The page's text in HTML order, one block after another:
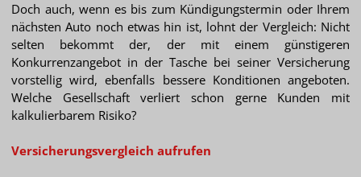
Doch auch, wenn es bis zum Kündigungstermin oder Ihrem
nächsten Auto noch etwas hin ist, lohnt der Vergleich: Nicht
selten bekommt der, der mit einem günstigeren
Konkurrenzangebot in der Tasche bei seiner Versicherung
vorstellig wird, ebenfalls bessere Konditionen angeboten.
Welche Gesellschaft verliert schon gerne Kunden mit
kalkulierbarem Risiko?
Versicherungsvergleich aufrufen